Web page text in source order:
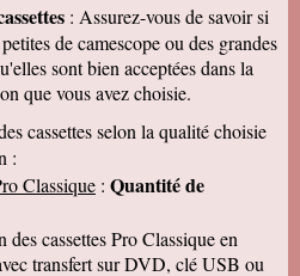
de dvd ! merci de votre
! cordialement
, je suis content de votre
métropole doit vous
cassettes. Cordialement
remercier sincérement
effectuer en restituant
mini dv sur dvd.
et vôtre sérieux est
: Assurez-vous de savoir si
de camescope ou des grandes
sont bien acceptées dans la
que vous avez choisie.
cassettes selon la qualité choisie
:
Classique : Quantité de
cassettes Pro Classique en
transfert sur DVD, clé USB ou